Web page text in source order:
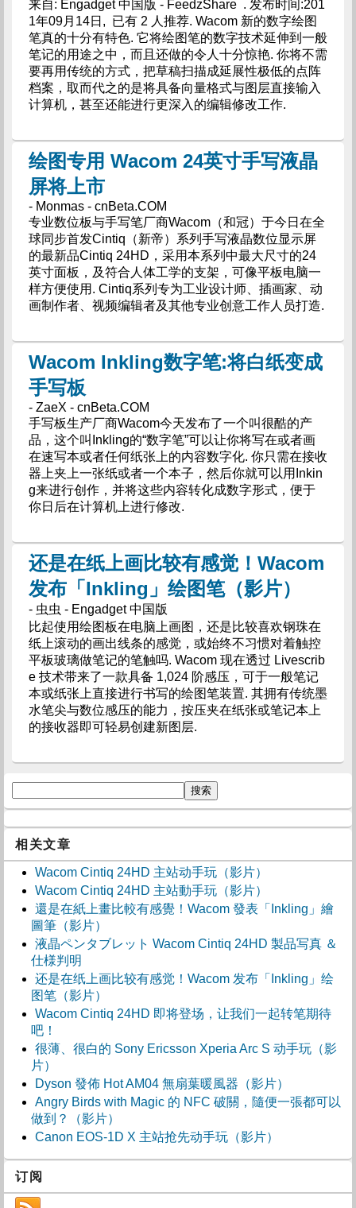
来自: Engadget 中国版 - FeedzShare . 发布时间:201
1年09月14日, 已有 2 人推荐. Wacom 新的数字绘图
笔真的十分有特色. 它将绘图笔的数字技术延伸到一般
笔记的用途之中，而且还做的令人十分惊艳. 你将不需
要再用传统的方式，把草稿扫描成延展性极低的点阵
档案，取而代之的是将具备向量格式与图层直接输入
计算机，甚至还能进行更深入的编辑修改工作.
绘图专用 Wacom 24英寸手写液晶
屏将上市
- Monmas - cnBeta.COM
专业数位板与手写笔厂商Wacom（和冠）于今日在全
球同步首发Cintiq（新帝）系列手写液晶数位显示屏
的最新品Cintiq 24HD，采用本系列中最大尺寸的24
英寸面板，及符合人体工学的支架，可像平板电脑一
样方便使用. Cintiq系列专为工业设计师、插画家、动
画制作者、视频编辑者及其他专业创意工作人员打造.
Wacom Inkling数字笔:将白纸变成
手写板
- ZaeX - cnBeta.COM
手写板生产厂商Wacom今天发布了一个叫很酷的产
品，这个叫Inkling的“数字笔”可以让你将写在或者画
在速写本或者任何纸张上的内容数字化. 你只需在接收
器上夹上一张纸或者一个本子，然后你就可以用Inkin
g来进行创作，并将这些内容转化成数字形式，便于
你日后在计算机上进行修改.
还是在纸上画比较有感觉！Wacom
发布「Inkling」绘图笔（影片）
- 虫虫 - Engadget 中国版
比起使用绘图板在电脑上画图，还是比较喜欢钢珠在
纸上滚动的画出线条的感觉，或始终不习惯对着触控
平板玻璃做笔记的笔触吗. Wacom 现在透过 Livescrib
e 技术带来了一款具备 1,024 阶感压，可于一般笔记
本或纸张上直接进行书写的绘图笔装置. 其拥有传统墨
水笔尖与数位感压的能力，按压夹在纸张或笔记本上
的接收器即可轻易创建新图层.
相关文章
Wacom Cintiq 24HD 主站动手玩（影片）
Wacom Cintiq 24HD 主站動手玩（影片）
還是在紙上畫比較有感覺！Wacom 發表「Inkling」繪
圖筆（影片）
液晶ペンタブレット Wacom Cintiq 24HD 製品写真 ＆
仕様判明
还是在纸上画比较有感觉！Wacom 发布「Inkling」绘
图笔（影片）
Wacom Cintiq 24HD 即将登场，让我们一起转笔期待
吧！
很薄、很白的 Sony Ericsson Xperia Arc S 动手玩（影
片）
Dyson 發佈 Hot AM04 無扇葉暖風器（影片）
Angry Birds with Magic 的 NFC 破關，隨便一張都可以
做到？（影片）
Canon EOS-1D X 主站抢先动手玩（影片）
订阅